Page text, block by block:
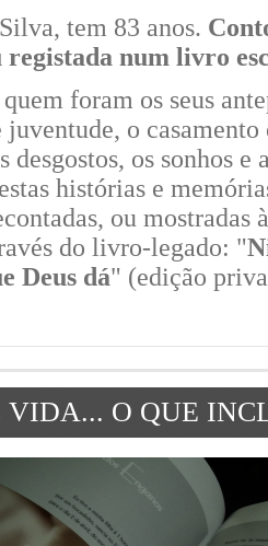
tem 83 anos.
num livro
quem foram os seus
juventude, o
desgostos, os sonhos e
histórias e
ou
do livro-legado: "
Deus dá" (edição
VIDA... O QUE